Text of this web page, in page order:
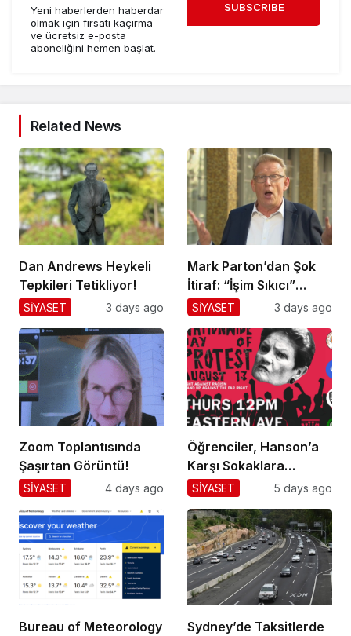
Yeni haberlerden haberdar
olmak için fırsatı kaçırma
ve ücretsiz e-posta
aboneliğini hemen başlat.
SUBSCRIBE
Related News
Dan Andrews Heykeli
Tepkileri Tetikliyor!
SİYASET 3 days ago
Mark Parton’dan Şok
İtiraf: “İşim Sıkıcı”
Mesajı!
SİYASET 3 days ago
Zoom Toplantısında
Şaşırtan Görüntü!
SİYASET 4 days ago
Öğrenciler, Hanson’a
Karşı Sokaklara
Dökülüyor!
SİYASET 5 days ago
Bureau of Meteorology
Sydney’de Taksitlerde